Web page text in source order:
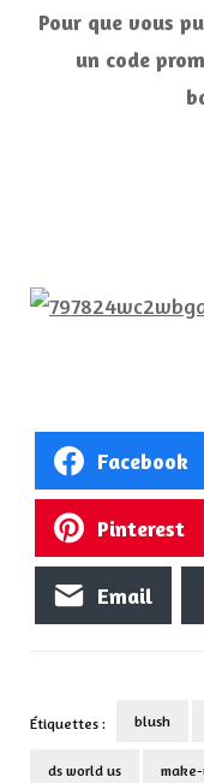
Pour que vous
un code
Facebook
Pinterest
Email
Étiquettes : blush
ds world us